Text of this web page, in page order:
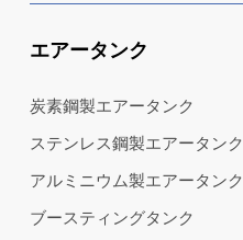
エアータンク
炭素鋼製エアータンク
ステンレス鋼製エアータンク
アルミニウム製エアータンク
ブースティングタンク